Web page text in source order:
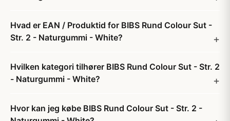
Hvad er EAN / Produktid for BIBS Rund Colour Sut -
Str. 2 - Naturgummi - White?
Hvilken kategori tilhører BIBS Rund Colour Sut - Str. 2
- Naturgummi - White?
Hvor kan jeg købe BIBS Rund Colour Sut - Str. 2 -